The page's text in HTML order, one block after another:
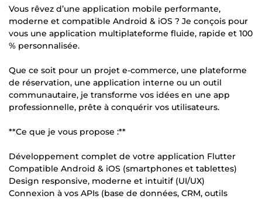
Vous rêvez d’une application mobile performante,
moderne et compatible Android & iOS ? Je conçois pour
vous une application multiplateforme fluide, rapide et 100
% personnalisée.
Que ce soit pour un projet e-commerce, une plateforme
de réservation, une application interne ou un outil
communautaire, je transforme vos idées en une app
professionnelle, prête à conquérir vos utilisateurs.
**Ce que je vous propose :**
Développement complet de votre application Flutter
Compatible Android & iOS (smartphones et tablettes)
Design responsive, moderne et intuitif (UI/UX)
Connexion à vos APIs (base de données, CRM, outils